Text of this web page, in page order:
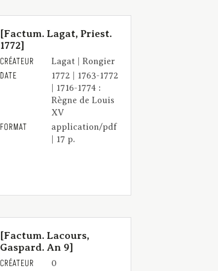
[Factum. Lagat, Priest.
1772]
CRÉATEUR Lagat | Rongier
DATE
1772 | 1763-1772
| 1716-1774 :
Règne de Louis
XV
FORMAT
application/pdf
| 17 p.
[Factum. Lacours,
Gaspard. An 9]
CRÉATEUR 0